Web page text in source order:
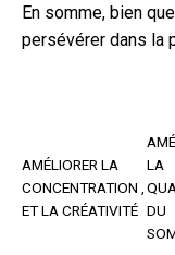
En somme, bien
persévérer dans la
AMÉLIORER LA
CONCENTRATION
ET LA CRÉATIVITÉ
LA
DU